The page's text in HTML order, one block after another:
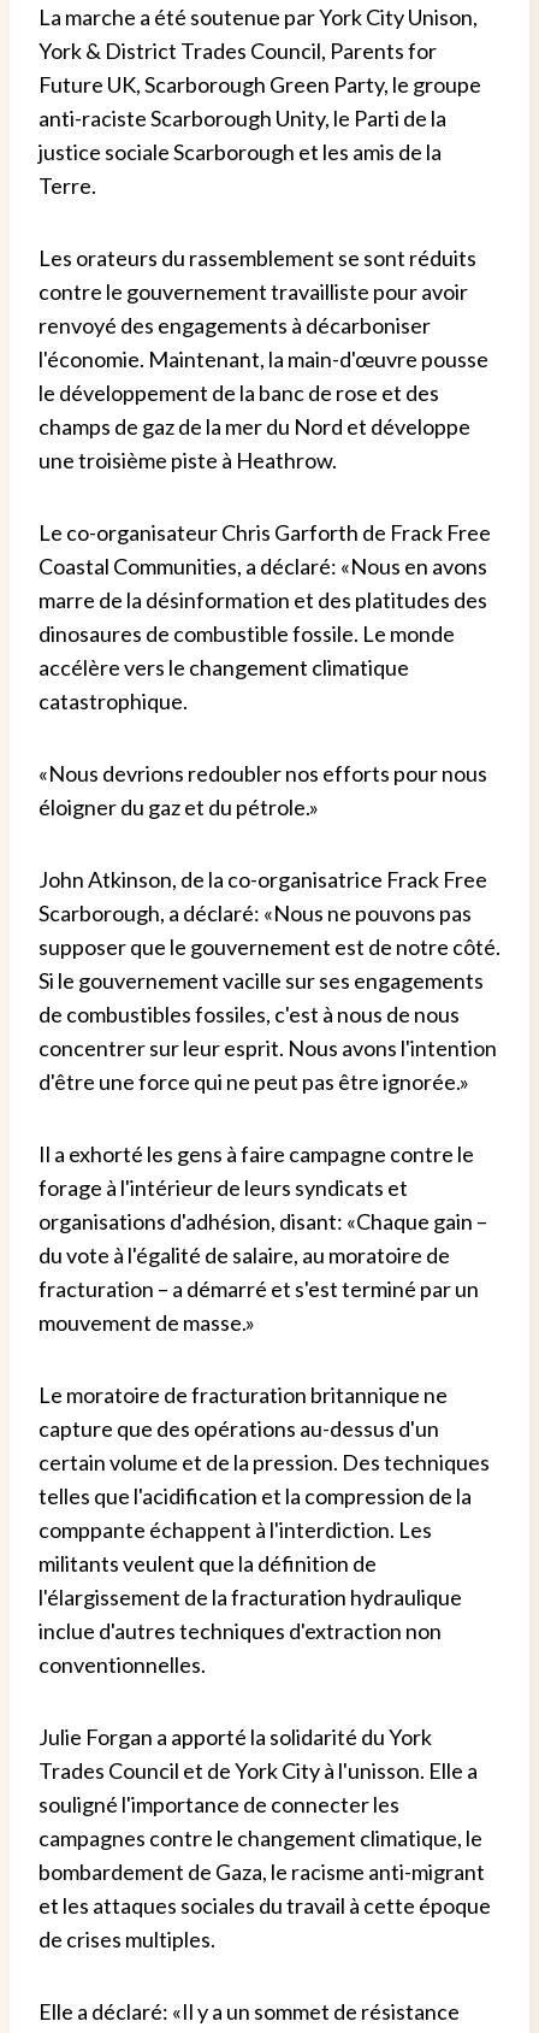
La marche a été soutenue par York City Unison,
York & District Trades Council, Parents for
Future UK, Scarborough Green Party, le groupe
anti-raciste Scarborough Unity, le Parti de la
justice sociale Scarborough et les amis de la
Terre.
Les orateurs du rassemblement se sont réduits
contre le gouvernement travailliste pour avoir
renvoyé des engagements à décarboniser
l'économie. Maintenant, la main-d'œuvre pousse
le développement de la banc de rose et des
champs de gaz de la mer du Nord et développe
une troisième piste à Heathrow.
Le co-organisateur Chris Garforth de Frack Free
Coastal Communities, a déclaré: «Nous en avons
marre de la désinformation et des platitudes des
dinosaures de combustible fossile. Le monde
accélère vers le changement climatique
catastrophique.
«Nous devrions redoubler nos efforts pour nous
éloigner du gaz et du pétrole.»
John Atkinson, de la co-organisatrice Frack Free
Scarborough, a déclaré: «Nous ne pouvons pas
supposer que le gouvernement est de notre côté.
Si le gouvernement vacille sur ses engagements
de combustibles fossiles, c'est à nous de nous
concentrer sur leur esprit. Nous avons l'intention
d'être une force qui ne peut pas être ignorée.»
Il a exhorté les gens à faire campagne contre le
forage à l'intérieur de leurs syndicats et
organisations d'adhésion, disant: «Chaque gain –
du vote à l'égalité de salaire, au moratoire de
fracturation – a démarré et s'est terminé par un
mouvement de masse.»
Le moratoire de fracturation britannique ne
capture que des opérations au-dessus d'un
certain volume et de la pression. Des techniques
telles que l'acidification et la compression de la
comppante échappent à l'interdiction. Les
militants veulent que la définition de
l'élargissement de la fracturation hydraulique
inclue d'autres techniques d'extraction non
conventionnelles.
Julie Forgan a apporté la solidarité du York
Trades Council et de York City à l'unisson. Elle a
souligné l'importance de connecter les
campagnes contre le changement climatique, le
bombardement de Gaza, le racisme anti-migrant
et les attaques sociales du travail à cette époque
de crises multiples.
Elle a déclaré: «Il y a un sommet de résistance